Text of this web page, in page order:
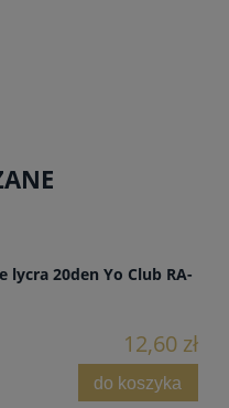
lycra 20den Yo Club RA-
12,60 zł
do koszyka